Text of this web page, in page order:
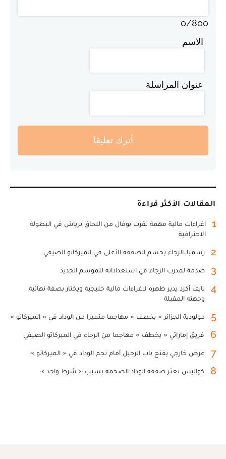
0/800
الاسم
عنوان المراسلة
أترك تعليقا
المقالات الأكثر قراءة
1
اغراءات مالية مهمة تقرب بوفال من اللحاق بزياش في البطولة
الاحترافية
2 رسميا..الرجاء يحسم الصفقة الأغلى في الميركاتو الصيفي
3 صدمة لمدرب الرجاء في استعداداته للموسم الجديد
4
نايف أكرد يدير ظهره لاغراءات مالية خليجية ويختار بصفة نهائية
وجهته المقبلة
5 مولودية الجزائر « يخطف » مهاجما متميزا من الوداد في « الميركاتو »
6 فريق إماراتي « يخطف » مهاجما من الرجاء في الميركاتو الصيفي
7 عرض خارجي يفتح باب الرحيل أمام نجم الوداد في « الميركاتو »
8 كواليس تعثر صفقة الوداد الضخمة بسبب « شرط واحد »